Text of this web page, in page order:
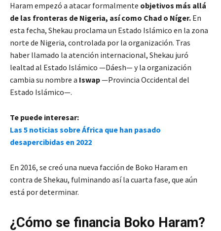
Haram empezó a atacar formalmente objetivos más allá
de las fronteras de Nigeria, así como Chad o Níger. En
esta fecha, Shekau proclama un Estado Islámico en la zona
norte de Nigeria, controlada por la organización. Tras
haber llamado la atención internacional, Shekau juró
lealtad al Estado Islámico —Dáesh— y la organización
cambia su nombre a Iswap—Provincia Occidental del
Estado Islámico—.
Te puede interesar:
Las 5 noticias sobre África que han pasado
desapercibidas en 2022
En 2016, se creó una nueva facción de Boko Haram en
contra de Shekau, fulminando así la cuarta fase, que aún
está por determinar.
¿Cómo se financia Boko Haram?